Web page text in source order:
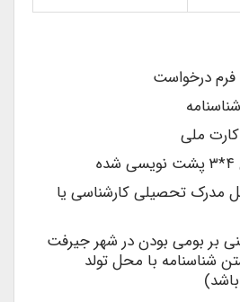
مدرک تحصیلی کارشناسی یا
بر بومی بودن در شهر جیرفت
شناسنامه با محل تولد